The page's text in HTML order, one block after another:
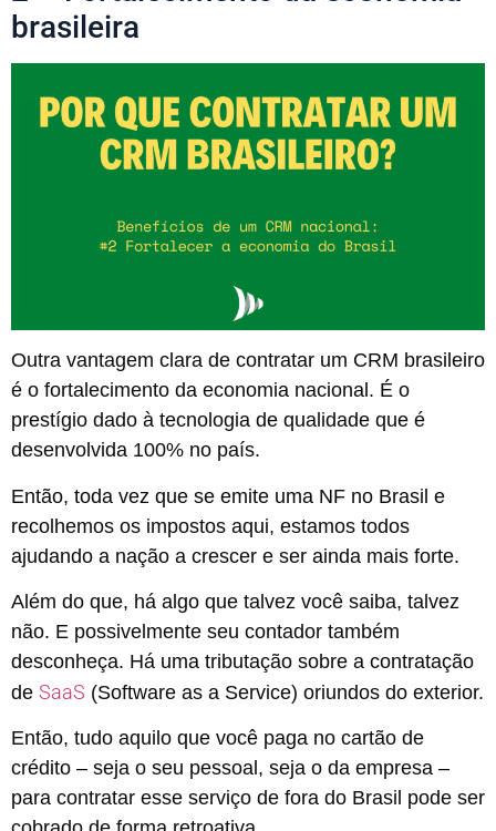
brasileira
Outra vantagem clara de contratar um CRM brasileiro
é o fortalecimento da economia nacional. É o
prestígio dado à tecnologia de qualidade que é
desenvolvida 100% no país.
Então, toda vez que se emite uma NF no Brasil e
recolhemos os impostos aqui, estamos todos
ajudando a nação a crescer e ser ainda mais forte.
Além do que, há algo que talvez você saiba, talvez
não. E possivelmente seu contador também
desconheça. Há uma tributação sobre a contratação
de SaaS (Software as a Service) oriundos do exterior.
Então, tudo aquilo que você paga no cartão de
crédito – seja o seu pessoal, seja o da empresa –
para contratar esse serviço de fora do Brasil pode ser